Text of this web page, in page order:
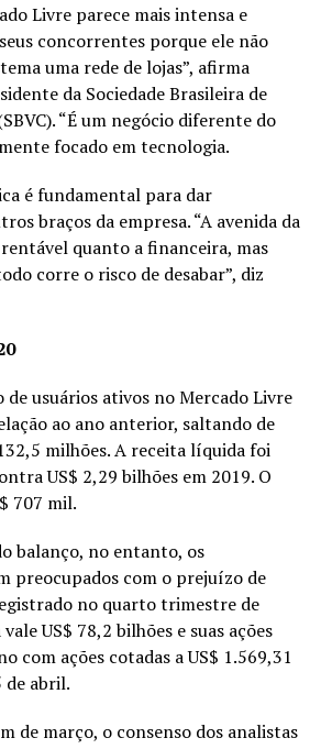
Livre parece mais intensa e
concorrentes porque ele não
uma rede de lojas”, afirma
da Sociedade Brasileira de
“É um negócio diferente do
focado em tecnologia.
é fundamental para dar
braços da empresa. “A avenida da
quanto a financeira, mas
corre o risco de desabar”, diz
de usuários ativos no Mercado Livre
ao ano anterior, saltando de
milhões. A receita líquida foi
US$ 2,29 bilhões em 2019. O
707 mil.
balanço, no entanto, os
preocupados com o prejuízo de
no quarto trimestre de
US$ 78,2 bilhões e suas ações
com ações cotadas a US$ 1.569,31
de abril.
de março, o consenso dos analistas